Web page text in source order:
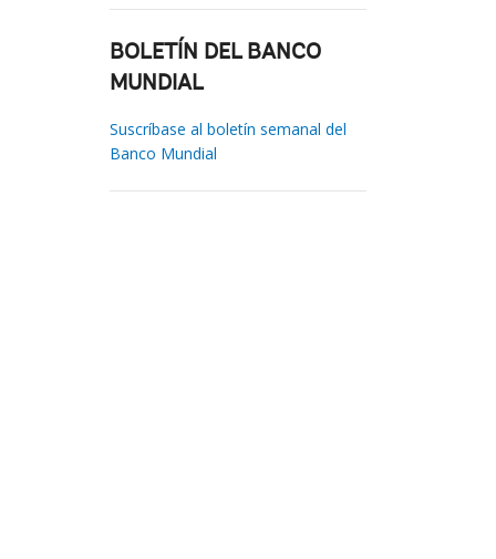
BOLETÍN DEL BANCO
MUNDIAL
Suscríbase al boletín semanal del
Banco Mundial